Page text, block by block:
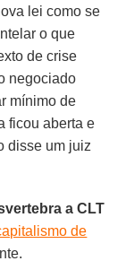
lei como se
o que
de crise
negociado
mínimo de
ficou aberta e
disse um juiz
a CLT
de